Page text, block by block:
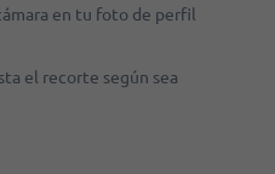
en tu foto de perfil
el recorte según sea